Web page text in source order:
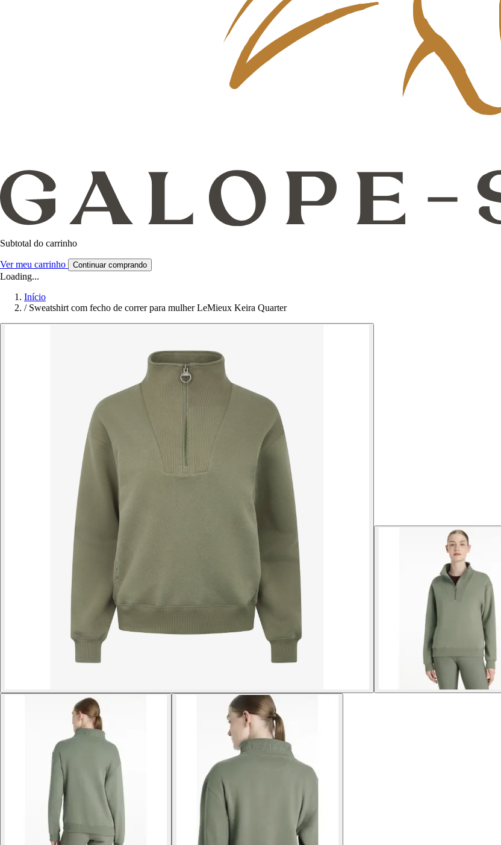
Subtotal do carrinho
Ver meu carrinho Continuar comprando
Loading...
Início
/ Sweatshirt com fecho de correr para mulher LeMieux Keira Quarter